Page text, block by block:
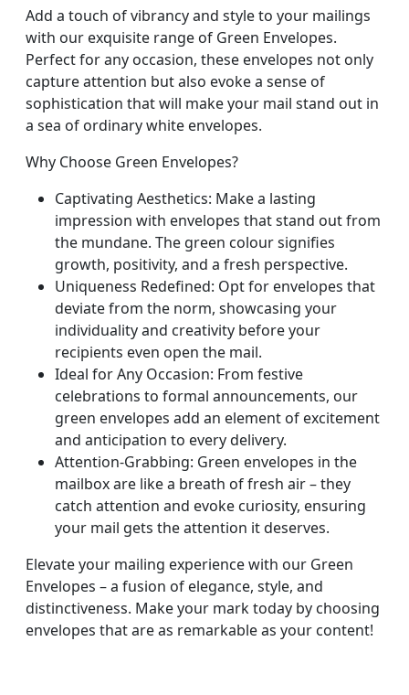
Add a touch of vibrancy and style to your mailings
with our exquisite range of Green Envelopes.
Perfect for any occasion, these envelopes not only
capture attention but also evoke a sense of
sophistication that will make your mail stand out in
a sea of ordinary white envelopes.
Why Choose Green Envelopes?
Captivating Aesthetics: Make a lasting
impression with envelopes that stand out from
the mundane. The green colour signifies
growth, positivity, and a fresh perspective.
Uniqueness Redefined: Opt for envelopes that
deviate from the norm, showcasing your
individuality and creativity before your
recipients even open the mail.
Ideal for Any Occasion: From festive
celebrations to formal announcements, our
green envelopes add an element of excitement
and anticipation to every delivery.
Attention-Grabbing: Green envelopes in the
mailbox are like a breath of fresh air – they
catch attention and evoke curiosity, ensuring
your mail gets the attention it deserves.
Elevate your mailing experience with our Green
Envelopes – a fusion of elegance, style, and
distinctiveness. Make your mark today by choosing
envelopes that are as remarkable as your content!